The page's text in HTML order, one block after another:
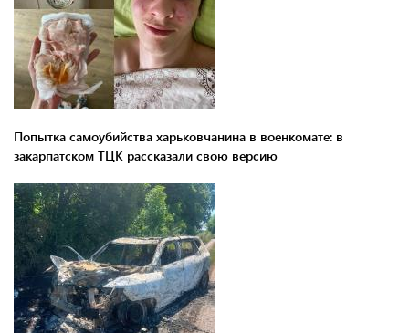
Попытка самоубийства харьковчанина в военкомате: в
закарпатском ТЦК рассказали свою версию